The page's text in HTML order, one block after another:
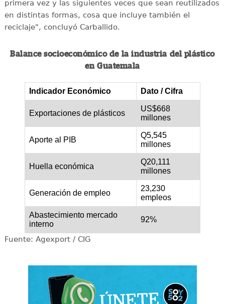
primera vez y las siguientes veces que sean reutilizados
en distintas formas, cosa que incluye también el
reciclaje", concluyó Carballido.
Balance socioeconómico de la industria del plástico
en Guatemala
Indicador Económico Dato / Cifra
Exportaciones de plásticos
US$668
millones
Aporte al PIB
Q5,545
millones
Huella económica
Q20,111
millones
Generación de empleo
23,230
empleos
Abastecimiento mercado
interno
92%
Fuente: Agexport / CIG